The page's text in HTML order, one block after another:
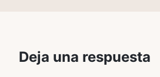
Deja una respuesta